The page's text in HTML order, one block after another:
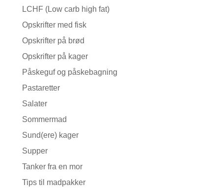
LCHF (Low carb high fat)
Opskrifter med fisk
Opskrifter på brød
Opskrifter på kager
Påskeguf og påskebagning
Pastaretter
Salater
Sommermad
Sund(ere) kager
Supper
Tanker fra en mor
Tips til madpakker